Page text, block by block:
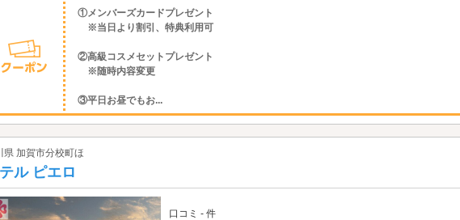
①メンバーズカードプレゼント
※当日より割引、特典利用可
②高級コスメセットプレゼント
※随時内容変更
③平日お昼でもお...
県 加賀市分校町ほ
ル ピエロ
口コミ - 件